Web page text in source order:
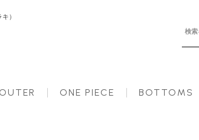
）
OUTER ONE PIECE BOTTOMS
ス 春 夏【m833】【即納：1～2日以内に発送予定（店舗休業日を除く）】【送